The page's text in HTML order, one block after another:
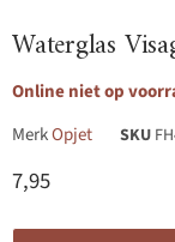
Waterglas
Online niet op
MerkOpjet SKU
Huidige prijs
7,95